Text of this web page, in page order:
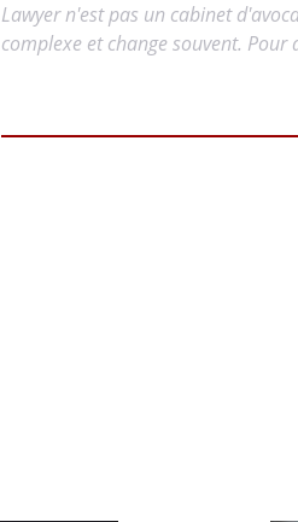
Lawyer n'est pas un cabinet
complexe et change souvent.